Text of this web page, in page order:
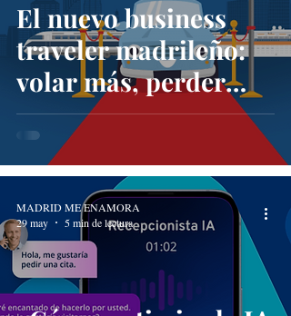
El nuevo business
traveler madrileño:
volar más, perder
menos tiempo y
aparcar mejor en
Barajas
MADRID ME ENAMORA
29 may
5 min de lectura